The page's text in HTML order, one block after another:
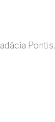
Pontis.